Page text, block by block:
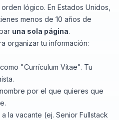
lógico. En Estados Unidos,
menos de 10 años de
una sola página.
organizar tu información:
"Currículum Vitae". Tu
por el que quieres que
la vacante (ej. Senior Fullstack